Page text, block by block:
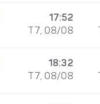
17:52
T7, 08/08
18:32
T7, 08/08